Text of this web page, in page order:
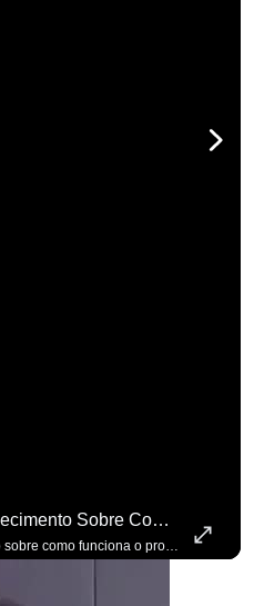
Zema Demonstra Desconhecimento Sobre Como Funciona O Processo De Mudança Das Leis. #OAntagonista